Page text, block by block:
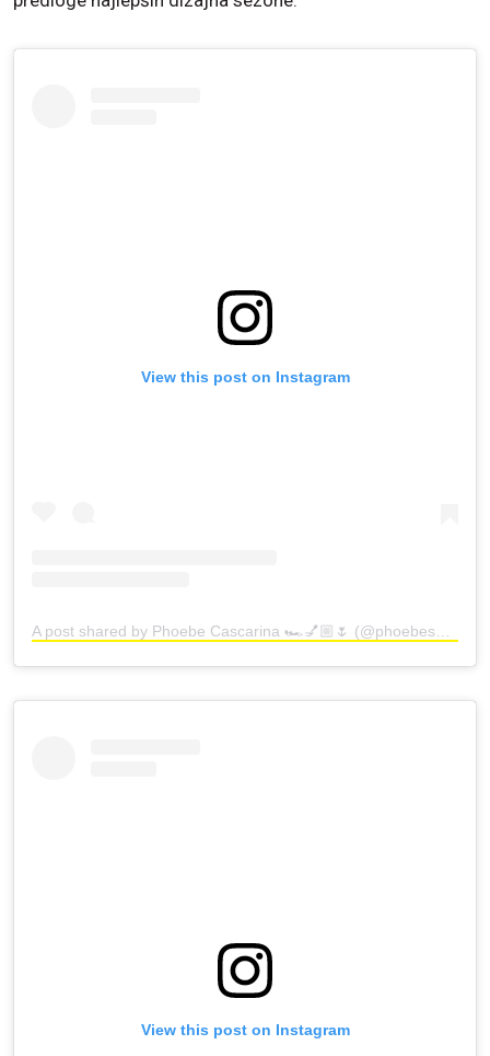
View this post on Instagram
A post shared by Phoebe Cascarina 🏎️💅🏼🌷 (@phoebesummernails)
View this post on Instagram